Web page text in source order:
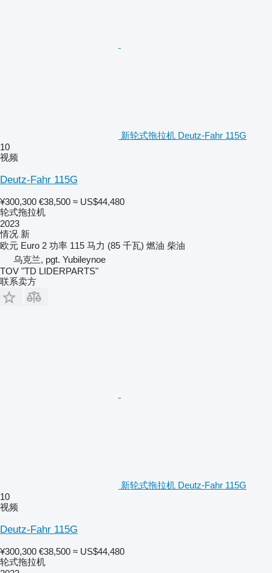
新轮式拖拉机 Deutz-Fahr 115G
10
视频
Deutz-Fahr 115G
¥300,300 €38,500 ≈ US$44,480
轮式拖拉机
2023
情况 新
欧元 Euro 2 功率 115 马力 (85 千瓦) 燃油 柴油
乌克兰, pgt. Yubileynoe
TOV "TD LIDERPARTS"
联系卖方
新轮式拖拉机 Deutz-Fahr 115G
10
视频
Deutz-Fahr 115G
¥300,300 €38,500 ≈ US$44,480
轮式拖拉机